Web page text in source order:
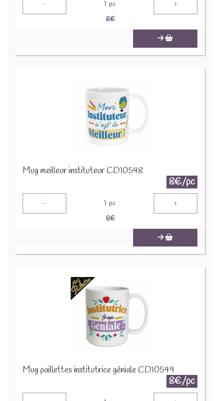
- 1 pc +
8€
Mug meilleur instituteur CD10548
8€/pc
- 1 pc +
8€
Mug paillettes institutrice géniale CD10549
8€/pc